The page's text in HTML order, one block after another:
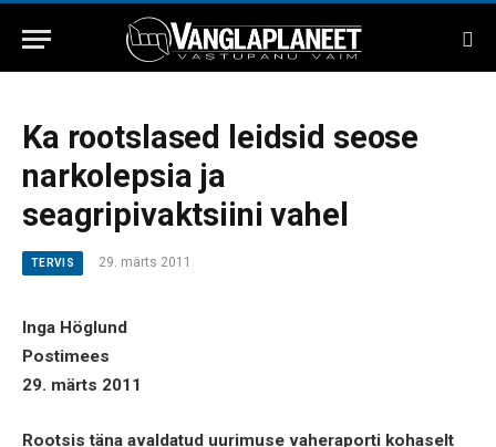
Ka rootslased leidsid seose
narkolepsia ja
seagripivaktsiini vahel
TERVIS 29. märts 2011
Inga Höglund
Postimees
29. märts 2011
Rootsis täna avaldatud uurimuse vaheraporti kohaselt